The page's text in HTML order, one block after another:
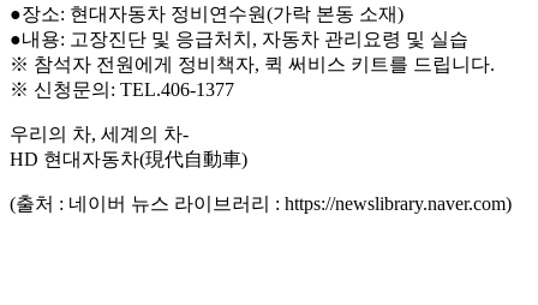
●장소: 현대자동차 정비연수원(가락 본동 소재)
●내용: 고장진단 및 응급처치, 자동차 관리요령 및 실습
※ 참석자 전원에게 정비책자, 퀵 써비스 키트를 드립니다.
※ 신청문의: TEL.406-1377
우리의 차, 세계의 차-
HD 현대자동차(現代自動車)
(출처 : 네이버 뉴스 라이브러리 : https://newslibrary.naver.com)